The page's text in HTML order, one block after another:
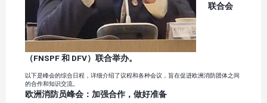
联合会
（FNSPF 和 DFV）联合举办。
以下是峰会的综合日程，详细介绍了议程和各种会议，旨在促进欧洲消防团体之间
的合作和知识交流。
欧洲消防员峰会：加强合作，做好准备